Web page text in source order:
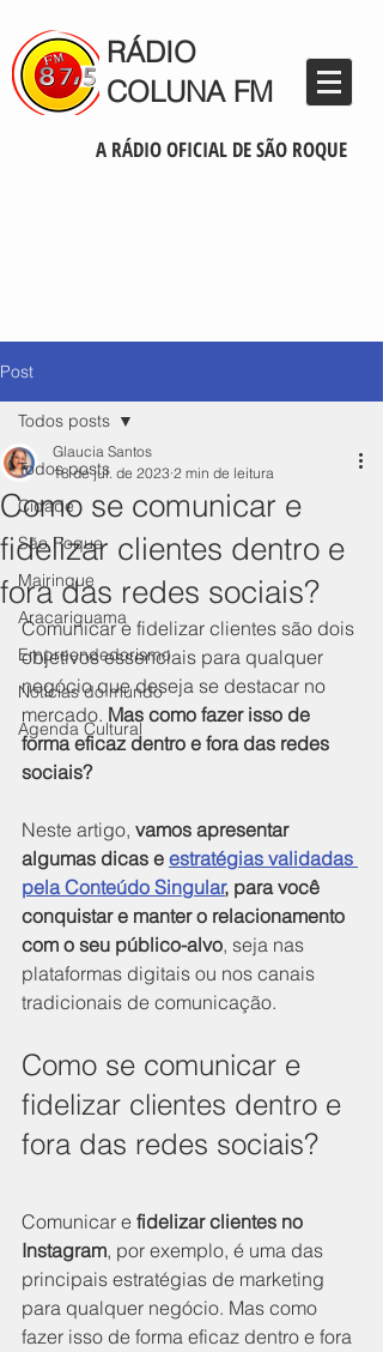
RÁDIO
COLUNA FM
A RÁDIO OFICIAL DE SÃO ROQUE
Post
Todos posts
Cidade
São Roque
Mairinque
Aracariguama
Empreendedorismo
Notícias do mundo
Agenda Cultural
Todos posts
Como se comunicar e
fidelizar clientes dentro e
fora das redes sociais?
Glaucia Santos
18 de jul. de 2023 2 min de leitura
Comunicar e fidelizar clientes são dois
objetivos essenciais para qualquer
negócio que deseja se destacar no
mercado. Mas como fazer isso de
forma eficaz dentro e fora das redes
sociais?
Neste artigo, vamos apresentar
algumas dicas e estratégias validadas
pela Conteúdo Singular, para você
conquistar e manter o relacionamento
com o seu público-alvo, seja nas
plataformas digitais ou nos canais
tradicionais de comunicação.
Como se comunicar e
fidelizar clientes dentro e
fora das redes sociais?
Comunicar e fidelizar clientes no
Instagram, por exemplo, é uma das
principais estratégias de marketing
para qualquer negócio. Mas como
fazer isso de forma eficaz dentro e fora